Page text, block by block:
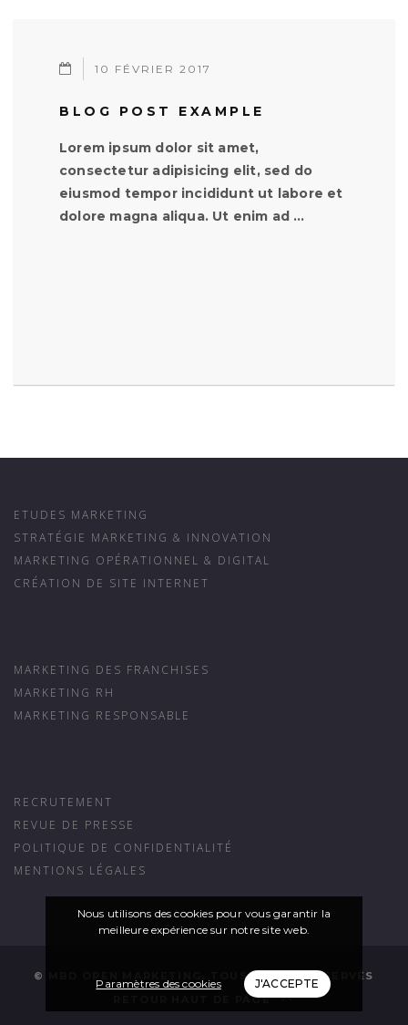
10 FÉVRIER 2017
BLOG POST EXAMPLE
Lorem ipsum dolor sit amet,
consectetur adipisicing elit, sed do
eiusmod tempor incididunt ut labore et
dolore magna aliqua. Ut enim ad …
ETUDES MARKETING
STRATÉGIE MARKETING & INNOVATION
MARKETING OPÉRATIONNEL & DIGITAL
CRÉATION DE SITE INTERNET
MARKETING DES FRANCHISES
MARKETING RH
MARKETING RESPONSABLE
RECRUTEMENT
REVUE DE PRESSE
POLITIQUE DE CONFIDENTIALITÉ
MENTIONS LÉGALES
© MBD OPEN MARKETING. TOUS DROITS RÉSERVÉS
RETOUR HAUT DE PAGE
Nous utilisons des cookies pour vous garantir la
meilleure expérience sur notre site web.
Paramètres des cookies J'ACCEPTE